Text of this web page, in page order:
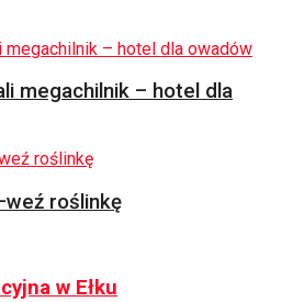
megachilnik – hotel dla
roślinkę
w Ełku